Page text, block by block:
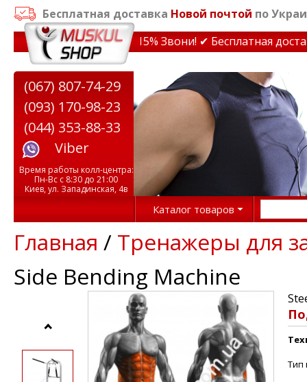
Бесплатная доставка Новой почтой по
на тренажеры до 15% Звони! ✔ Бесплатная
(067) 807-74-29
(093) 170-98-23
(044) 353-88-33
Viber
Время работы колл-центра:
Пн-Вс с 8:30 до 21:00
Киев, ул. Западинская, 4в
Каталог товаров
Главная / Тренажеры для
Side Bending Machine
Тип